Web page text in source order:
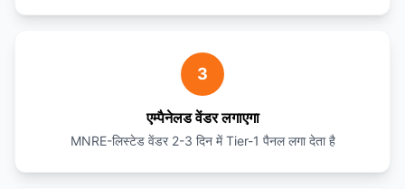
3
एम्पैनेलड वेंडर लगाएगा
MNRE-लिस्टेड वेंडर 2-3 दिन में Tier-1 पैनल लगा देता है